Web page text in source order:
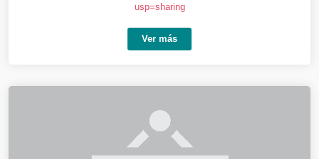
usp=sharing
Ver más